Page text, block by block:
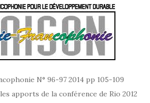
N° 96-97 2014 pp 105-109
apports de la conférence de Rio 2012